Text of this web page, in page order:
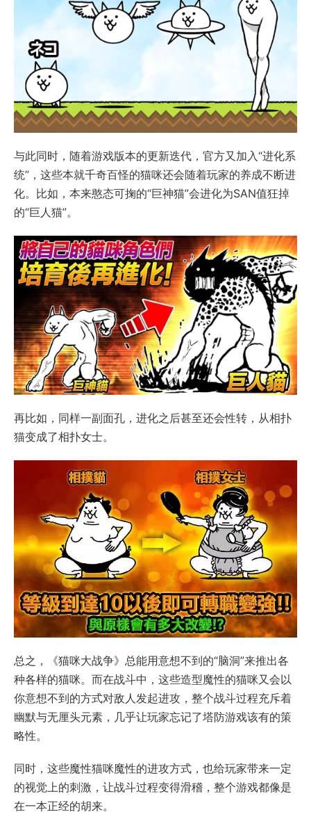
与此同时，随着游戏版本的更新迭代，官方又加入“进化系
统”，这些本就千奇百怪的猫咪还会随着玩家的养成不断进
化。比如，本来憨态可掬的“巨神猫”会进化为SAN值狂掉
的“巨人猫”。
再比如，同样一副面孔，进化之后甚至还会性转，从相扑
猫变成了相扑女士。
总之，《猫咪大战争》总能用意想不到的“脑洞”来推出各
种各样的猫咪。而在战斗中，这些造型魔性的猫咪又会以
你意想不到的方式对敌人发起进攻，整个战斗过程充斥着
幽默与无厘头元素，几乎让玩家忘记了塔防游戏该有的策
略性。
同时，这些魔性猫咪魔性的进攻方式，也给玩家带来一定
的视觉上的刺激，让战斗过程变得滑稽，整个游戏都像是
在一本正经的胡来。